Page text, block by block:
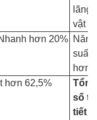
lãng
vật
hơn 20% Năng
suất
hơn
hơn 62,5%
Tổng
số
tiết